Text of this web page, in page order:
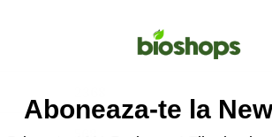
568
Aboneaza-te la